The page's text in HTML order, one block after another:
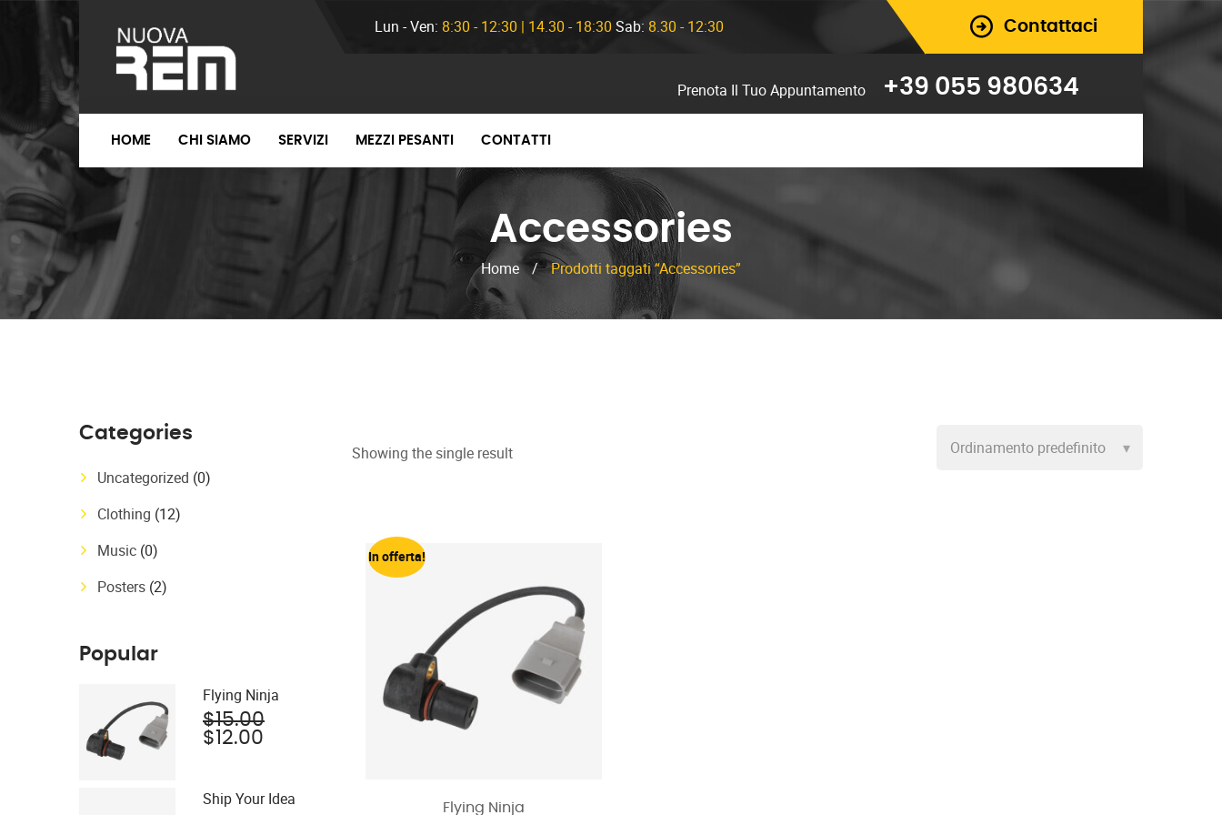
Lun - Ven: 8:30 - 12:30 | 14.30 - 18:30 Sab: 8.30 - 12:30 Contattaci
Prenota Il Tuo Appuntamento +39 055 980634
HOME CHI SIAMO SERVIZI MEZZI PESANTI CONTATTI
Accessories
Home / Prodotti taggati “Accessories”
Showing the single result
In offerta!
Flying Ninja
Categories
Uncategorized (0)
Clothing (12)
Music (0)
Posters (2)
Popular
Flying Ninja
$15.00Il
$15.00.
$12.00
è:
$12.00.
Ship Your Idea